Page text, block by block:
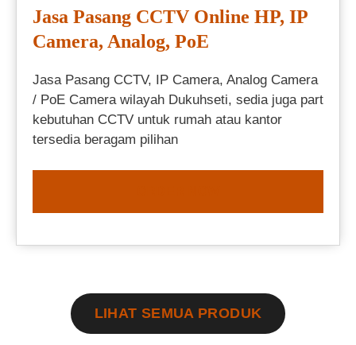
Jasa Pasang CCTV Online HP, IP
Camera, Analog, PoE
Jasa Pasang CCTV, IP Camera, Analog Camera
/ PoE Camera wilayah Dukuhseti, sedia juga part
kebutuhan CCTV untuk rumah atau kantor
tersedia beragam pilihan
LIHAT SEMUA PRODUK